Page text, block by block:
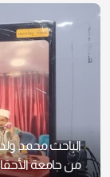
الباحث محمد
من جامعة